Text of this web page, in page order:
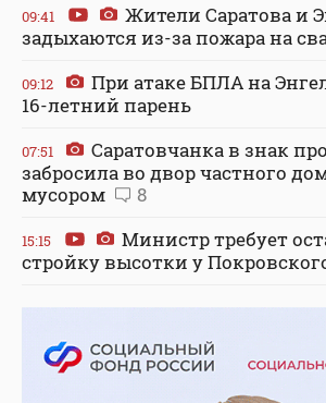
09:41
Жители Саратова и
задыхаются из-за пожара на
09:12
При атаке БПЛА на
16-летний парень
07:51
Саратовчанка в знак
забросила во двор частного
мусором
8
15:15
Министр требует
стройку высотки у